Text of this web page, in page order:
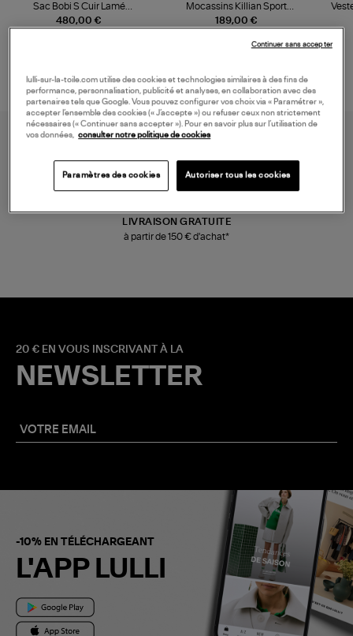
480,00 €
Sac Bobi S Cuir Lamé
Champagne
189,00 €
Mocassins Killian Sport
Mousse
LIVRAISON GRATUITE
à partir de 150 € d'achat*
20 € EN VOUS INSCRIVANT À LA
NEWSLETTER
-10% EN TÉLÉCHARGEANT
L'APP LULLI
lulli-sur-la-toile.com utilise des cookies et technologies similaires à des fins de
performance, personnalisation, publicité et analyses, en collaboration avec des
partenaires tels que Google. Vous pouvez configurer vos choix via « Paramétrer »,
accepter l’ensemble des cookies (« J’accepte ») ou refuser ceux non strictement
nécessaires (« Continuer sans accepter »). Pour en savoir plus sur l’utilisation de
vos données, consulter notre politique de cookies
Paramètres des cookies Autoriser tous les cookies
Continuer sans accepter